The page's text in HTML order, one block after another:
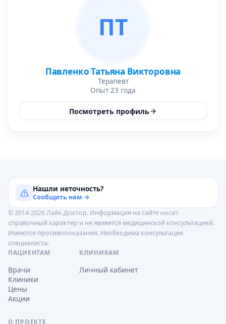
ПТ
Павленко Татьяна Викторовна
Терапевт
Опыт 23 года
Посмотреть профиль
Нашли неточность?
Сообщить нам →
© 2014-2026 Лайк.Доктор. Информация на сайте носит
справочный характер и не является медицинской консультацией.
Имеются противопоказания. Необходима консультация
специалиста.
ПАЦИЕНТАМ
Врачи
Клиники
Цены
Акции
КЛИНИКАМ
Личный кабинет
О ПРОЕКТЕ